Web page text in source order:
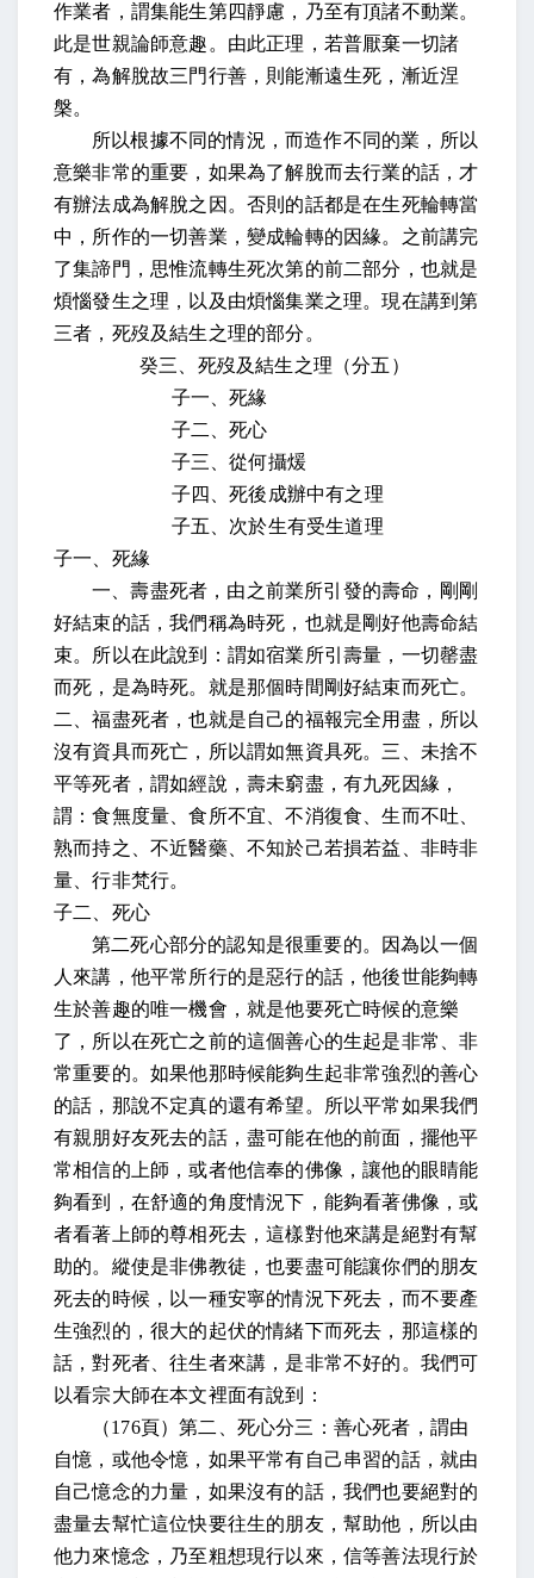
作業者，謂集能生第四靜慮，乃至有頂諸不動業。
此是世親論師意趣。由此正理，若普厭棄一切諸
有，為解脫故三門行善，則能漸遠生死，漸近涅
槃。
所以根據不同的情況，而造作不同的業，所以
意樂非常的重要，如果為了解脫而去行業的話，才
有辦法成為解脫之因。否則的話都是在生死輪轉當
中，所作的一切善業，變成輪轉的因緣。之前講完
了集諦門，思惟流轉生死次第的前二部分，也就是
煩惱發生之理，以及由煩惱集業之理。現在講到第
三者，死歿及結生之理的部分。
癸三、死歿及結生之理（分五）
子一、死緣
子二、死心
子三、從何攝煖
子四、死後成辦中有之理
子五、次於生有受生道理
子一、死緣
一、壽盡死者，由之前業所引發的壽命，剛剛
好結束的話，我們稱為時死，也就是剛好他壽命結
束。所以在此說到：謂如宿業所引壽量，一切罄盡
而死，是為時死。就是那個時間剛好結束而死亡。
二、福盡死者，也就是自己的福報完全用盡，所以
沒有資具而死亡，所以謂如無資具死。三、未捨不
平等死者，謂如經說，壽未窮盡，有九死因緣，
謂：食無度量、食所不宜、不消復食、生而不吐、
熟而持之、不近醫藥、不知於己若損若益、非時非
量、行非梵行。
子二、死心
第二死心部分的認知是很重要的。因為以一個
人來講，他平常所行的是惡行的話，他後世能夠轉
生於善趣的唯一機會，就是他要死亡時候的意樂
了，所以在死亡之前的這個善心的生起是非常、非
常重要的。如果他那時候能夠生起非常強烈的善心
的話，那說不定真的還有希望。所以平常如果我們
有親朋好友死去的話，盡可能在他的前面，擺他平
常相信的上師，或者他信奉的佛像，讓他的眼睛能
夠看到，在舒適的角度情況下，能夠看著佛像，或
者看著上師的尊相死去，這樣對他來講是絕對有幫
助的。縱使是非佛教徒，也要盡可能讓你們的朋友
死去的時候，以一種安寧的情況下死去，而不要產
生強烈的，很大的起伏的情緒下而死去，那這樣的
話，對死者、往生者來講，是非常不好的。我們可
以看宗大師在本文裡面有說到：
（176頁）第二、死心分三：善心死者，謂由
自憶，或他令憶，如果平常有自己串習的話，就由
自己憶念的力量，如果沒有的話，我們也要絕對的
盡量去幫忙這位快要往生的朋友，幫助他，所以由
他力來憶念，乃至粗想現行以來，信等善法現行於